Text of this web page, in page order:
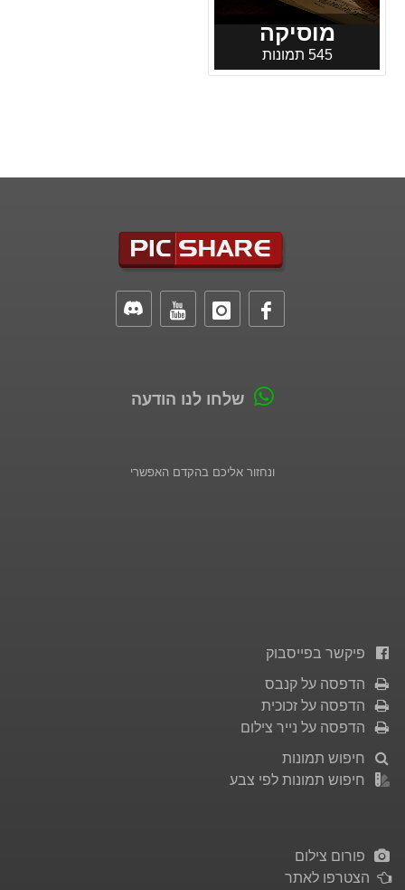
מוסיקה
545 תמונות
שלחו לנו הודעה
ונחזור אליכם בהקדם האפשרי
פיקשר בפייסבוק
הדפסה על קנבס
הדפסה על זכוכית
הדפסה על נייר צילום
חיפוש תמונות
חיפוש תמונות לפי צבע
פורום צילום
הצטרפו לאתר